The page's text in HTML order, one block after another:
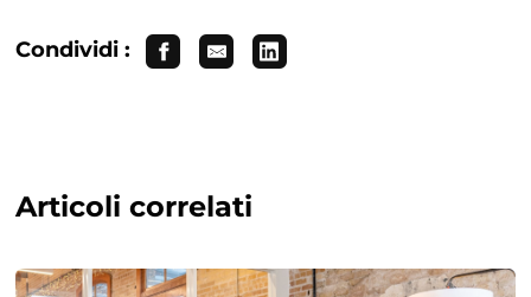
Condividi :
Articoli correlati